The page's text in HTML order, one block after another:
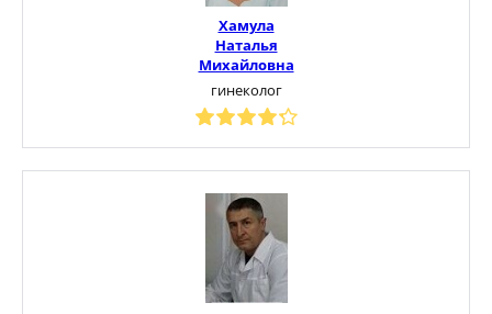
Хамула
Наталья
Михайловна
гинеколог